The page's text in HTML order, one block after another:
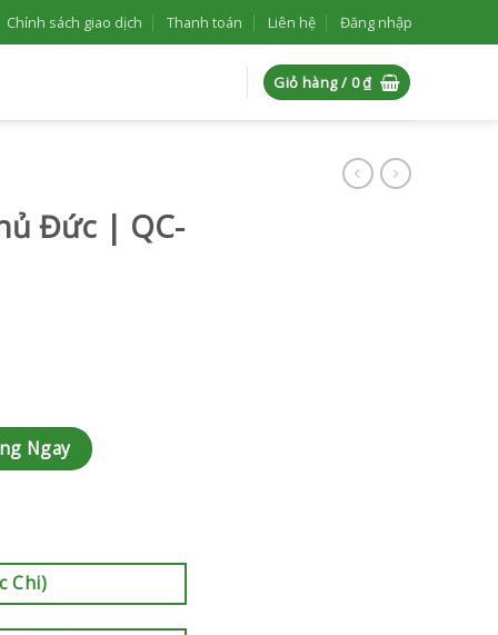
Chính sách giao dịch Thanh toán Liên hệ Đăng nhập
Giỏ hàng / 0₫
Đức | QC-
Ngay
Chi)